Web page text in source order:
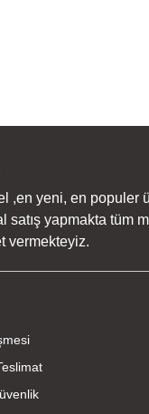
,en yeni, en
yapmakta tüm
vermekteyiz.